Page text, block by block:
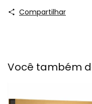
Compartilhar
Você também